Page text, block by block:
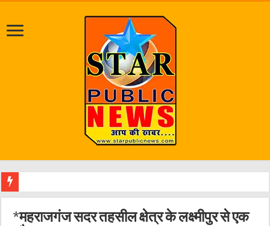
*महराजगंज सदर तहसील क्षेत्र के लक्ष्मीपुर से एक